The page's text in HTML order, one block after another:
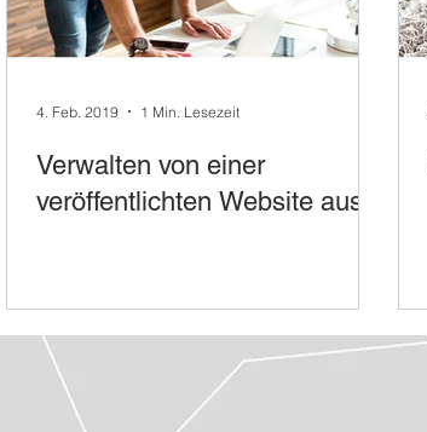
Verwalten von einer
veröffentlichten Website aus
4. Feb. 2019 1 Min. Lesezeit